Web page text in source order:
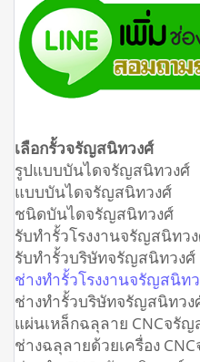
เลือกรั้วจรัญสนิทวงศ์
รูปแบบบันไดจรัญสนิทวงศ์
แบบบันไดจรัญสนิทวงศ์
ชนิดบันไดจรัญสนิทวงศ์
รับทำรั้วโรงงานจรัญสนิทว
รับทำรั้วบริษัทจรัญสนิทวงศ์
ช่างทำรั้วโรงงานจรัญสนิท
ช่างทำรั้วบริษัทจรัญสนิทวง
แผ่นเหล็กฉลุลาย CNCจรั
ช่างฉลุลายด้วยเครื่อง